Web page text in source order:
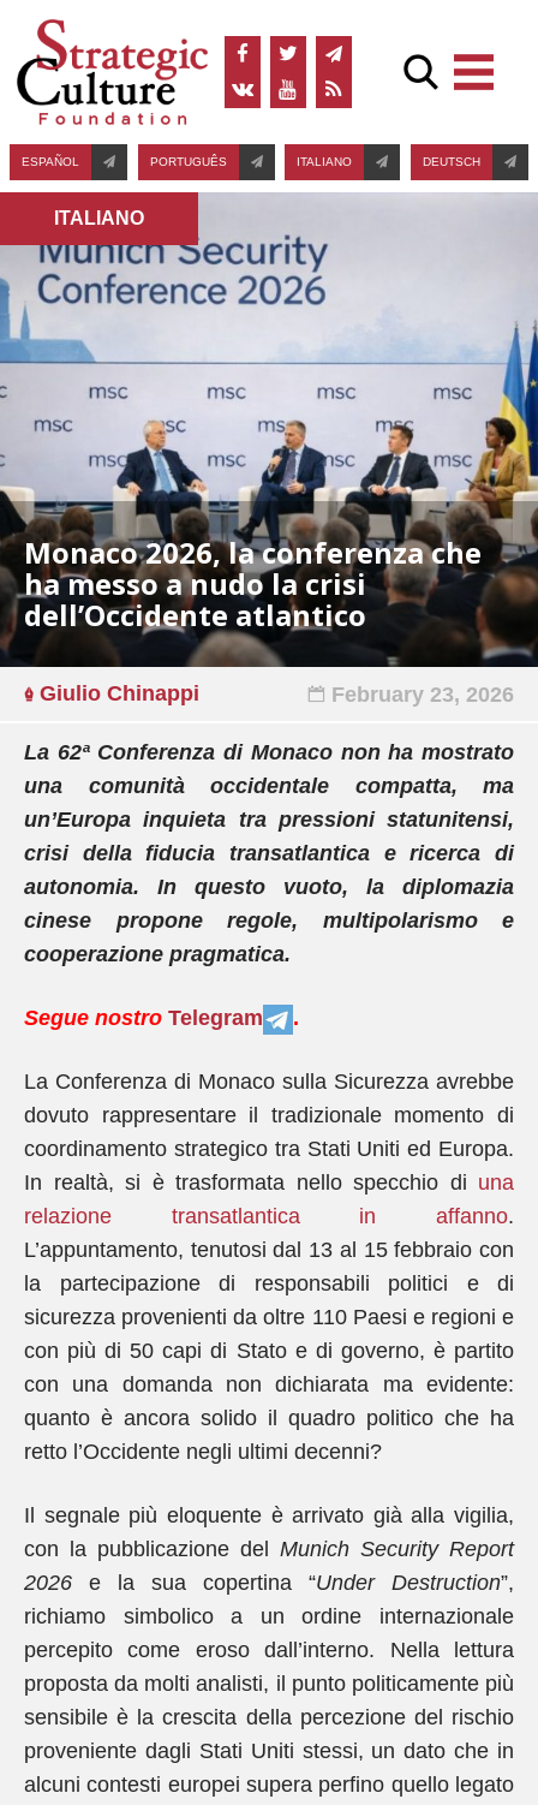
ESPAÑOL PORTUGUÊS ITALIANO DEUTSCH
ITALIANO
Monaco 2026, la conferenza che
ha messo a nudo la crisi
dell’Occidente atlantico
Giulio Chinappi February 23, 2026
La 62ª Conferenza di Monaco non ha mostrato
una comunità occidentale compatta, ma
un’Europa inquieta tra pressioni statunitensi,
crisi della fiducia transatlantica e ricerca di
autonomia. In questo vuoto, la diplomazia
cinese propone regole, multipolarismo e
cooperazione pragmatica.
Segue nostro Telegram .
La Conferenza di Monaco sulla Sicurezza avrebbe
dovuto rappresentare il tradizionale momento di
coordinamento strategico tra Stati Uniti ed Europa.
In realtà, si è trasformata nello specchio di una
relazione transatlantica in affanno.
L’appuntamento, tenutosi dal 13 al 15 febbraio con
la partecipazione di responsabili politici e di
sicurezza provenienti da oltre 110 Paesi e regioni e
con più di 50 capi di Stato e di governo, è partito
con una domanda non dichiarata ma evidente:
quanto è ancora solido il quadro politico che ha
retto l’Occidente negli ultimi decenni?
Il segnale più eloquente è arrivato già alla vigilia,
con la pubblicazione del Munich Security Report
2026 e la sua copertina “Under Destruction”,
richiamo simbolico a un ordine internazionale
percepito come eroso dall’interno. Nella lettura
proposta da molti analisti, il punto politicamente più
sensibile è la crescita della percezione del rischio
proveniente dagli Stati Uniti stessi, un dato che in
alcuni contesti europei supera perfino quello legato